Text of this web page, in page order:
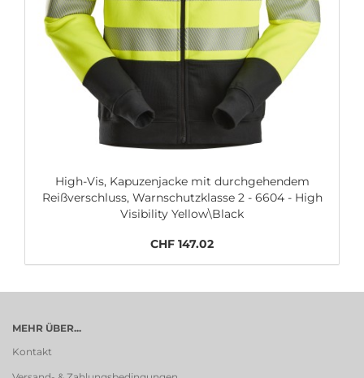
High-Vis, Kapuzenjacke mit durchgehendem
Reißverschluss, Warnschutzklasse 2 - 6604 - High
Visibility Yellow\Black
CHF 147.02
MEHR ÜBER...
Kontakt